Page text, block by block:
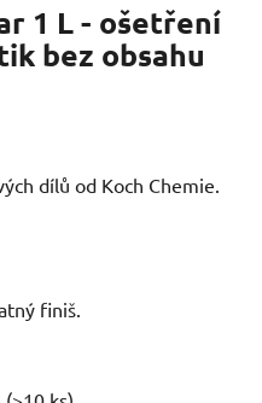
1 L - ošetření
bez obsahu
dílů od Koch Chemie.
finiš.